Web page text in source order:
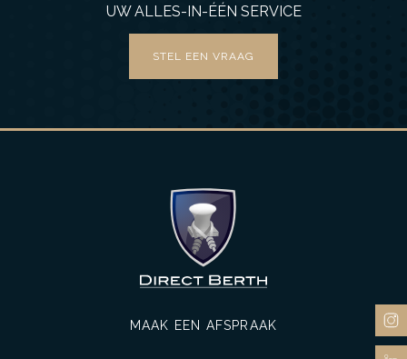
UW ALLES-IN-ÉÉN SERVICE
STEL EEN VRAAG
MAAK EEN AFSPRAAK